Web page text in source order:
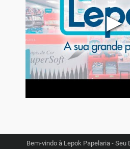
▶
Bem-vindo à Lepok Papelaria -